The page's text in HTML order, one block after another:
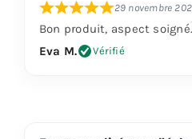
29 novembre
Bon produit, aspect soigné.
Eva M.
Vérifié